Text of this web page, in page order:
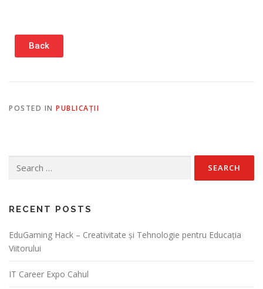
Back
POSTED IN PUBLICAȚII
RECENT POSTS
EduGaming Hack – Creativitate și Tehnologie pentru Educația
Viitorului
IT Career Expo Cahul